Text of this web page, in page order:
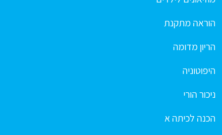
הוראה מתקנת
הריון מדומה
היפוטוניה
ניכור הורי
הכנה לכיתה א